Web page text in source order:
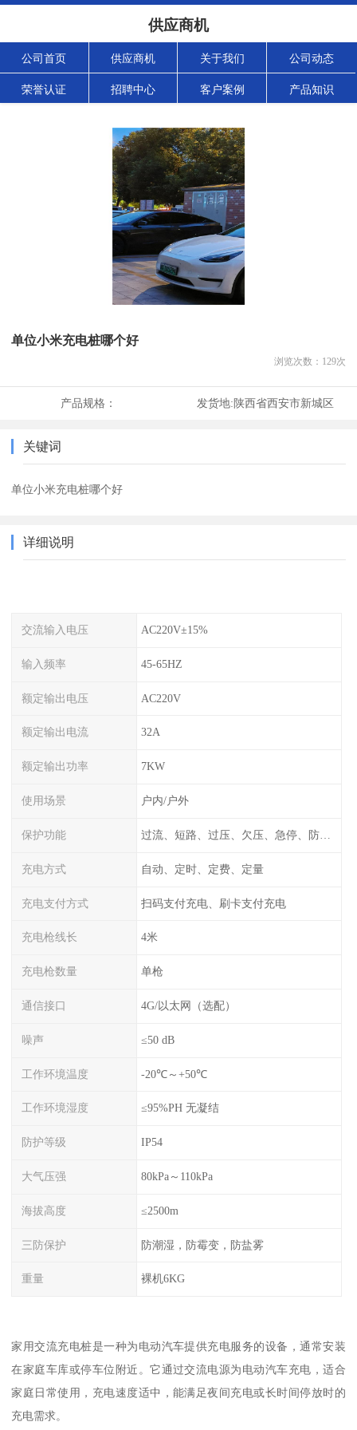
供应商机
公司首页 供应商机 关于我们 公司动态
荣誉认证 招聘中心 客户案例 产品知识
单位小米充电桩哪个好
浏览次数： 129次
产品规格： 发货地:陕西省西安市新城区
关键词
单位小米充电桩哪个好
详细说明
交流输入电压 AC220V±15%
输入频率 45-65HZ
额定输出电压 AC220V
额定输出电流 32A
额定输出功率 7KW
使用场景 户内/户外
保护功能 过流、短路、过压、欠压、急停、防雷、漏电保护
充电方式 自动、定时、定费、定量
充电支付方式 扫码支付充电、刷卡支付充电
充电枪线长 4米
充电枪数量 单枪
通信接口 4G/以太网（选配）
噪声 ≤50 dB
工作环境温度 -20℃～+50℃
工作环境湿度 ≤95%PH 无凝结
防护等级 IP54
大气压强 80kPa～110kPa
海拔高度 ≤2500m
三防保护 防潮湿，防霉变，防盐雾
重量 裸机6KG
家用交流充电桩是一种为电动汽车提供充电服务的设备，通常安装
在家庭车库或停车位附近。它通过交流电源为电动汽车充电，适合
家庭日常使用，充电速度适中，能满足夜间充电或长时间停放时的
充电需求。